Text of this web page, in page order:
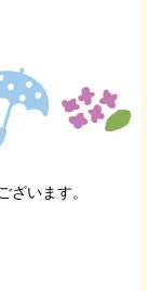
ざいます。